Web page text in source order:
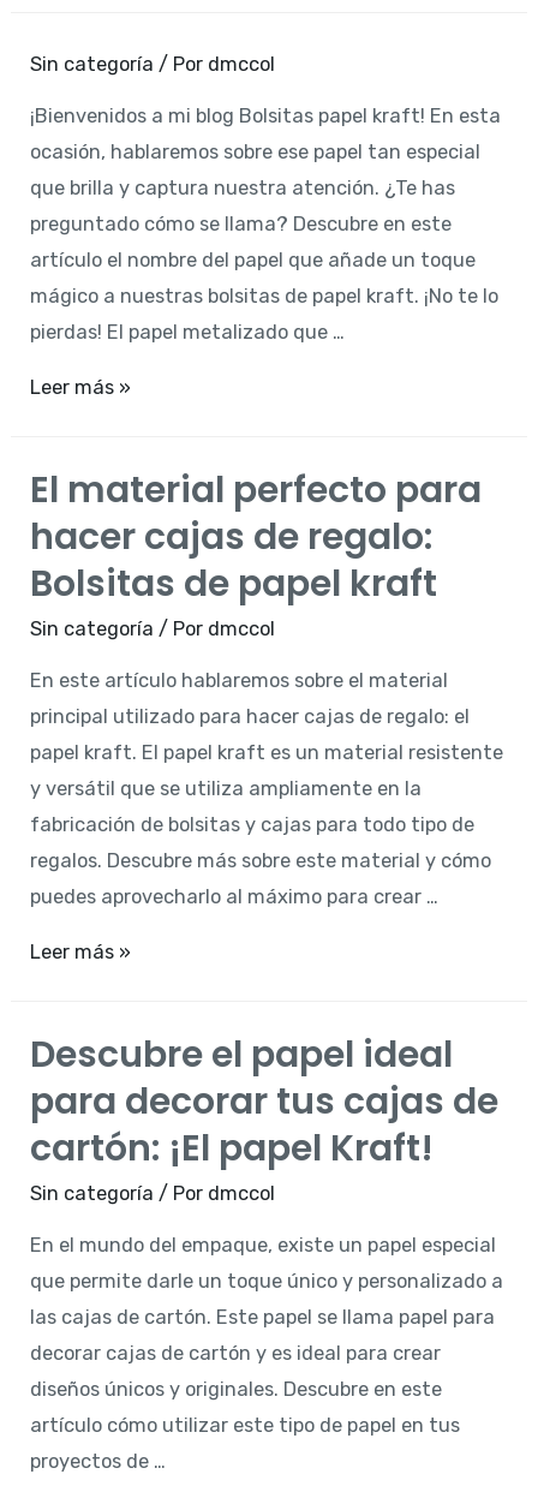
¿El
más
parecido
al
cascarón?
Sin categoría / Por dmccol
¡Bienvenidos a mi blog Bolsitas papel kraft! En esta
ocasión, hablaremos sobre ese papel tan especial
que brilla y captura nuestra atención. ¿Te has
preguntado cómo se llama? Descubre en este
artículo el nombre del papel que añade un toque
mágico a nuestras bolsitas de papel kraft. ¡No te lo
pierdas! El papel metalizado que …
Leer más »
El material perfecto para
hacer cajas de regalo:
Bolsitas de papel kraft
Sin categoría / Por dmccol
En este artículo hablaremos sobre el material
principal utilizado para hacer cajas de regalo: el
papel kraft. El papel kraft es un material resistente
y versátil que se utiliza ampliamente en la
fabricación de bolsitas y cajas para todo tipo de
regalos. Descubre más sobre este material y cómo
puedes aprovecharlo al máximo para crear …
El
para
hacer
de
regalo:
Bolsitas
de
papel
kraft
Leer más »
Descubre el papel ideal
para decorar tus cajas de
cartón: ¡El papel Kraft!
Sin categoría / Por dmccol
En el mundo del empaque, existe un papel especial
que permite darle un toque único y personalizado a
las cajas de cartón. Este papel se llama papel para
decorar cajas de cartón y es ideal para crear
diseños únicos y originales. Descubre en este
artículo cómo utilizar este tipo de papel en tus
proyectos de …